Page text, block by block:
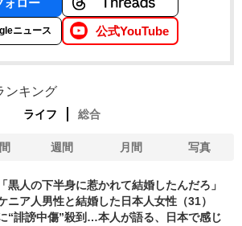
ニュース 公式YouTube
ンキング
ライフ 総合
週間 月間 写真
「黒人の下半身に惹かれて結婚したんだろ」
ニア人男性と結婚した日本人女性（31）
“誹謗中傷”殺到…本人が語る、日本で感じ